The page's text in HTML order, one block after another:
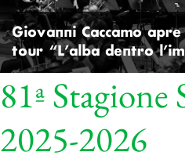
Giovanni Caccamo
tour “L’alba dentro
81ª
2025-2026